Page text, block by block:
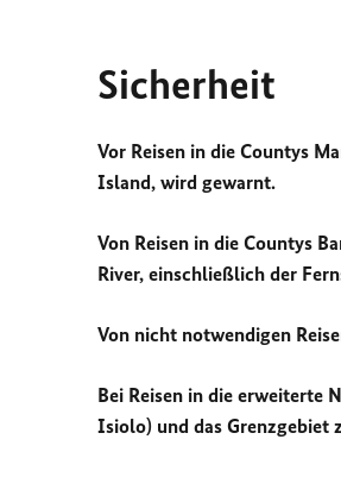
Sicherheit
Vor Reisen in die Countys
Island, wird gewarnt.
Von Reisen in die Countys
River, einschließlich der
Von nicht notwendigen
Bei Reisen in die erweiterte
Isiolo) und das Grenzgebiet